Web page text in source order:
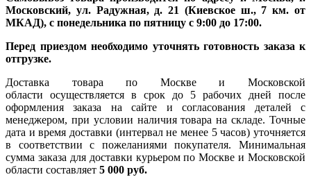
Московский, ул. Радужная, д. 21 (Киевское ш., 7 км. от
МКАД), с понедельника по пятницу с 9:00 до 17:00.
Перед приездом необходимо уточнять готовность заказа к
отгрузке.
Доставка товара по Москве и Московской
области осуществляется в срок до 5 рабочих дней после
оформления заказа на сайте и согласования деталей с
менеджером, при условии наличия товара на складе. Точные
дата и время доставки (интервал не менее 5 часов) уточняется
в соответствии с пожеланиями покупателя. Минимальная
сумма заказа для доставки курьером по Москве и Московской
области составляет 5 000 руб.